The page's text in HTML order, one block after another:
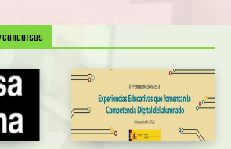
concursos